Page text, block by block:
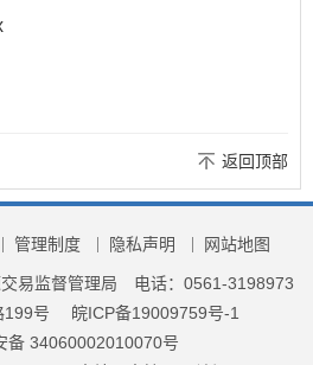
返回顶部
管理制度 隐私声明 网站地图
易监督管理局
电话：0561-3198973
199号
皖ICP备19009759号-1
备 34060002010070号